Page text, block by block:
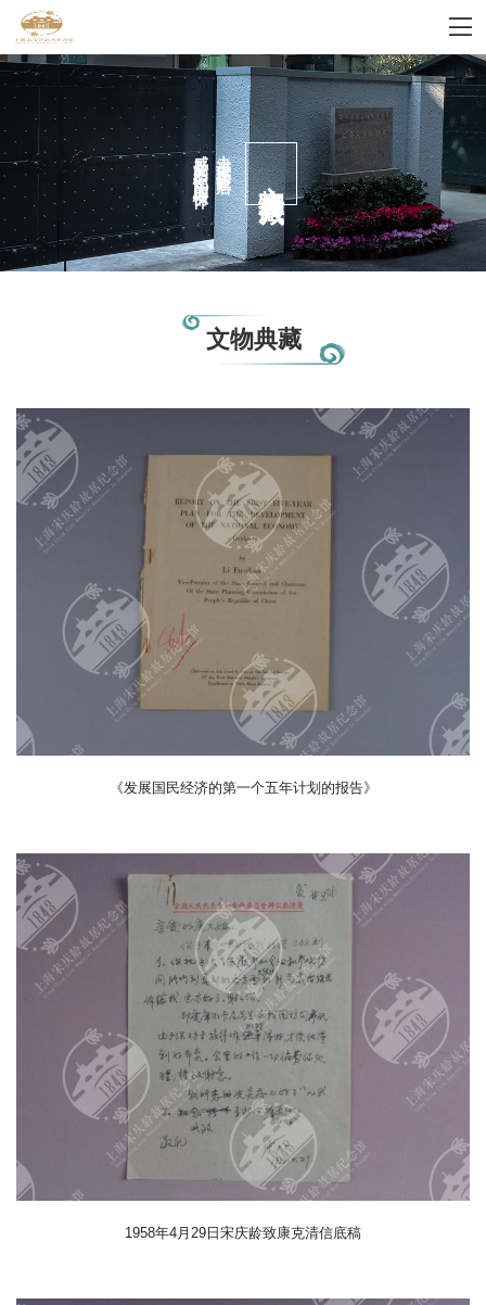
文物典藏
走进宋庆龄故居
感受家的记忆国的情怀
文物典藏
《发展国民经济的第一个五年计划的报告》
1958年4月29日宋庆龄致康克清信底稿